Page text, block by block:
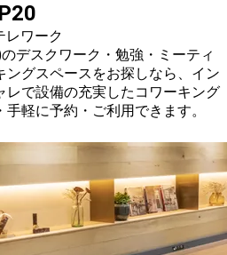
レワーク
デスクワーク・勉強・ミーティ
ングスペースをお探しなら、イン
レで設備の充実したコワーキング
軽に予約・ご利用できます。